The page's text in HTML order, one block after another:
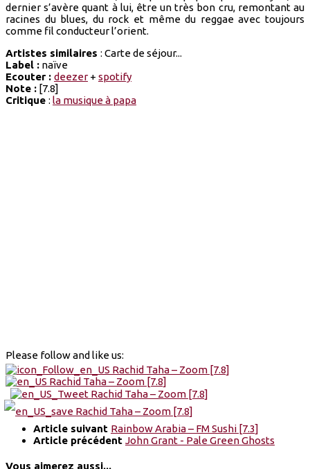
dernier s’avère quant à lui, être un très bon cru, remontant au
racines du blues, du rock et même du reggae avec toujours
comme fil conducteur l’orient.
Artistes similaires : Carte de séjour...
Label : naïve
Ecouter : deezer+ spotify
Note : [7.8]
Critique : la musique à papa
Please follow and like us:
Article suivant Rainbow Arabia – FM Sushi [7.3]
Article précédent John Grant - Pale Green Ghosts
Vous aimerez aussi...